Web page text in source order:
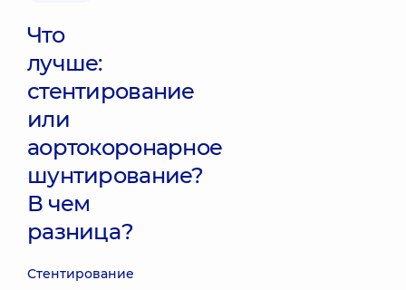
Что
лучше:
стентирование
или
аортокоронарное
шунтирование?
В чем
разница?
Стентирование